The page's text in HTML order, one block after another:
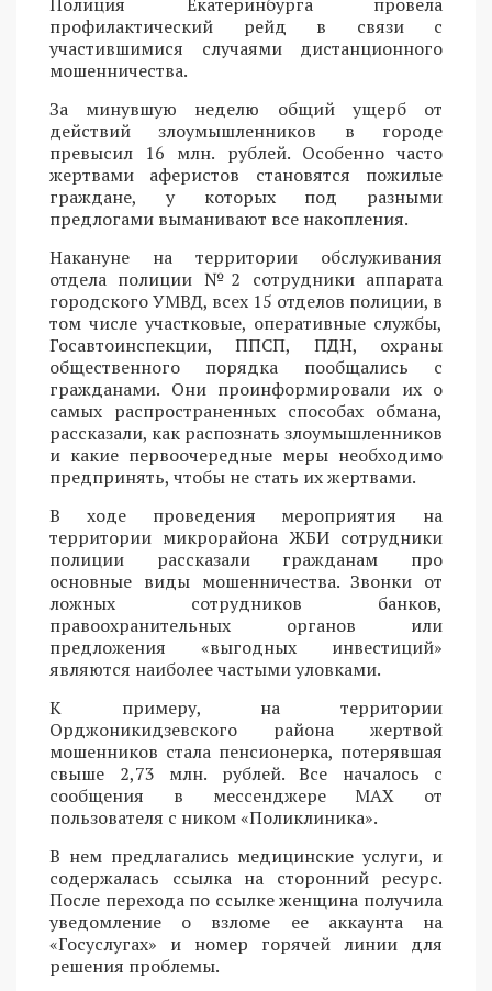
профилактический рейд в связи с
участившимися случаями дистанционного
мошенничества.
За минувшую неделю общий ущерб от
действий злоумышленников в городе
превысил 16 млн. рублей. Особенно часто
жертвами аферистов становятся пожилые
граждане, у которых под разными
предлогами выманивают все накопления.
Накануне на территории обслуживания
отдела полиции №2 сотрудники аппарата
городского УМВД, всех 15 отделов полиции, в
том числе участковые, оперативные службы,
Госавтоинспекции, ППСП, ПДН, охраны
общественного порядка пообщались с
гражданами. Они проинформировали их о
самых распространенных способах обмана,
рассказали, как распознать злоумышленников
и какие первоочередные меры необходимо
предпринять, чтобы не стать их жертвами.
В ходе проведения мероприятия на
территории микрорайона ЖБИ сотрудники
полиции рассказали гражданам про
основные виды мошенничества. Звонки от
ложных сотрудников банков,
правоохранительных органов или
предложения «выгодных инвестиций»
являются наиболее частыми уловками.
К примеру, на территории
Орджоникидзевского района жертвой
мошенников стала пенсионерка, потерявшая
свыше 2,73 млн. рублей. Все началось с
сообщения в мессенджере MAX от
пользователя с ником «Поликлиника».
В нем предлагались медицинские услуги, и
содержалась ссылка на сторонний ресурс.
После перехода по ссылке женщина получила
уведомление о взломе ее аккаунта на
«Госуслугах» и номер горячей линии для
решения проблемы.